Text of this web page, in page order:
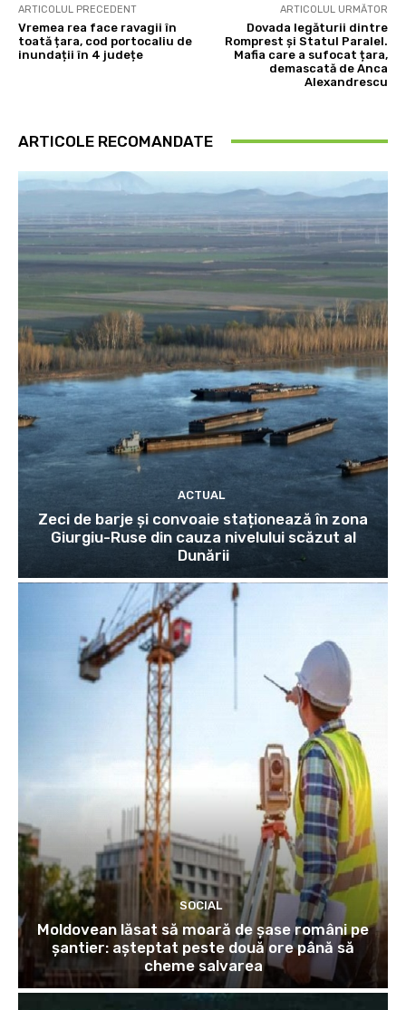
ARTICOLUL PRECEDENT
Vremea rea face ravagii în
toată țara, cod portocaliu de
inundații în 4 județe
ARTICOLUL URMĂTOR
Dovada legăturii dintre
Romprest și Statul Paralel.
Mafia care a sufocat țara,
demascată de Anca
Alexandrescu
ARTICOLE RECOMANDATE
ACTUAL
Zeci de barje și convoaie staționează în zona
Giurgiu-Ruse din cauza nivelului scăzut al
Dunării
SOCIAL
Moldovean lăsat să moară de șase români pe
șantier: așteptat peste două ore până să
cheme salvarea